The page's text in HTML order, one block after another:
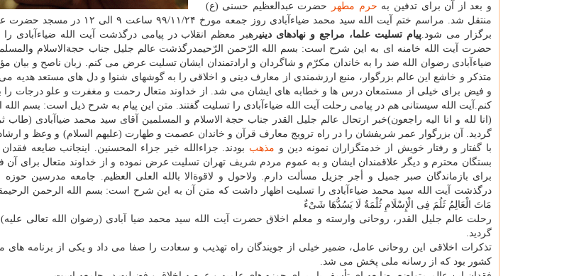
و بعد از آن برای تدفین به حرم مطهر
حضرت عبدالعظیم حسنی (ع)
منتقل شد. مراسم ختم آیت الله سید محمد ضیاءآبادی
برگزار می شود.پیام تسلیت علما، مراجع و نهادهای دینیرهبر معظم انقلاب در پیامی درگذشت آیت الله ضیاءآبادی را
حضرت آیت الله خامنه ای به این شرح است: بسم الله الرّحمن الرّحیمدرگذشت عالم جلیل جناب حجةالاسلام
ضیاءآبادی رضوان الله ضد را به خاندان مکرّم و شاگردان و ارادتمندان ایشان تسلیت عرض می کنم. زبان ناصح و
متذکر و خاشع این عالم بزرگوار، منبع ارزشمندی از معارف دینی و اخلاقی را به گوشهای شنوا و دل های مستعد هدیه
و فیض برای خیلی از مستمعان درس ها و خطابه های ایشان می شد. از خداوند متعال رحمت و مغفرت و علو درجات
کنم.آیت الله سیستانی هم در پیامی رحلت آیت الله ضیاءآبادی را تسلیت گفتند. متن این پیام به شرح ذیل است: بسم الله
(انا لله و انا الیه راجعون)خبر ارتحال عالم جلیل القدر جناب حجة الاسلام و المسلمین آقای سید محمد ضیاآبادی (طاب
گردید. آن بزرگوار عمر شریفشان را در راه ترویج معارف قرآن و خاندان عصمت و طهارت (علیهم السلام) و وعظ و
با گفتار و رفتار خویش از خدمتگزاران نمونه دین و مذهب بودند. جزاءالله خیر جزاء المحسنین. اینجانب ضایعه فقدان
بستگان محترم و دیگر علاقمندان ایشان و به عموم مردم شریف تهران تسلیت عرض نموده و از خداوند متعال برای آن
برای بازماندگان صبر جمیل و أجر جزیل مسألت دارم. ولاحول و لاقوةالا بالله العلی العظیم. جامعه مدرسین
درگذشت آیت الله سید محمد ضیاءآبادی را تسلیت اظهار داشت که متن آن به این شرح است: بسم الله الرحمن
مَاتَ الْعَالِمُ ثَلُمَ فِی الْإِسْلَامِ ثُلْمَةٌ لَا یَسُدُّهَا شَیْءٌ
رحلت عالم جلیل القدر، روحانی وارسته و معلم اخلاق حضرت آیت الله سید محمد ضیا آبادی (رضوان الله تعالی علیه)
گردید.
تذکرات اخلاقی این روحانی عامل، ضمیر خیلی از جویندگان راه تهذیب و سعادت را صفا می داد و یکی از برنامه
کشور بود که از رسانه ملی پخش می شد.